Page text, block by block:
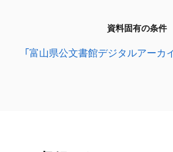
資料固有の条件
「富山県公文書館デジタルアーカ